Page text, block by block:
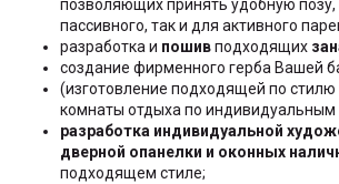
позволяющих принять удобную позу,
пассивного, так и для активного
разработка и пошивподходящих
создание фирменного герба Вашей
(изготовление подходящей по
комнаты отдыха по
разработка индивидуальной
дверной опанелки и оконных
подходящем стиле;